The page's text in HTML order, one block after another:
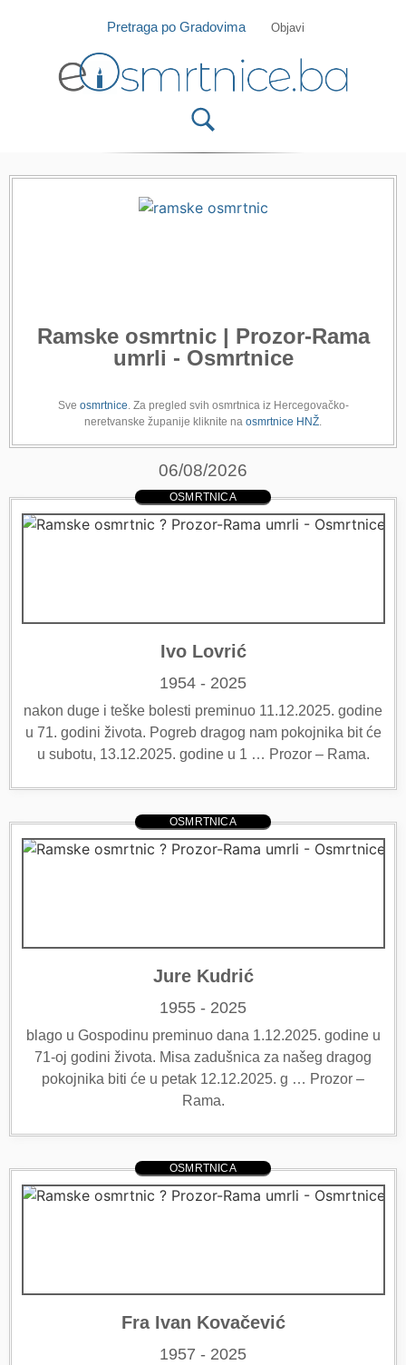
Isprobajte našu Android i IOS aplikaciju
Pretraga po Gradovima Objavi
Ramske osmrtnic | Prozor-Rama
umrli - Osmrtnice
Sve osmrtnice . Za pregled svih osmrtnica iz Hercegovačko-
neretvanske županije kliknite na osmrtnice HNŽ
06/08/2026
OSMRTNICA
Ivo Lovrić
1954 - 2025
nakon duge i teške bolesti preminuo 11.12.2025. godine
u 71. godini života. Pogreb dragog nam pokojnika bit će
u subotu, 13.12.2025. godine u 1 … Prozor – Rama.
OSMRTNICA
Jure Kudrić
1955 - 2025
blago u Gospodinu preminuo dana 1.12.2025. godine u
71-oj godini života. Misa zadušnica za našeg dragog
pokojnika biti će u petak 12.12.2025. g … Prozor –
Rama.
OSMRTNICA
Fra Ivan Kovačević
1957 - 2025